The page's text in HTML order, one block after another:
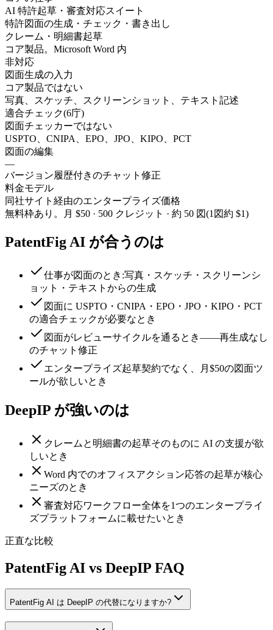
AI 特許起草・審査対応スイート
特許図面の生成・チェック・書き出し
クレーム・明細書起草
コア製品。Microsoft Word 内
非対応
図面生成の入力
コア製品ではない
写真、スケッチ、スクリーンショット、テキスト記述
適合チェック(6庁)
図面チェッカーではない
USPTO、CNIPA、EPO、JPO、KIPO、PCT
図面の編集
—
バージョン履歴付きのチャット修正
料金モデル
同社サイト経由のエンタープライズ価格
無料枠あり。月 $50 · 500 クレジット · 約 50 図(1図約 $1)
PatentFig AI が合うのは
仕事が図面のとき:写真・スケッチ・スクリーンシ
ョット・テキストからの生成
図面に USPTO・CNIPA・EPO・JPO・KIPO・PCT
の適合チェックが必要なとき
図面がレビューサイクルを通るとき——再生成なし
のチャット修正
エンタープライズ起草契約でなく、月$50の図面ツ
ールが欲しいとき
DeepIP が強いのは
クレームと明細書の起草そのものに AI の支援が欲
しいとき
Word 内でのオフィスアクション応答の起草が核心
ニーズのとき
審査対応ワークフロー全体を1つのエンタープライ
ズプラットフォームに載せたいとき
正直な比較
PatentFig AI vs DeepIP FAQ
PatentFig AI は DeepIP の代替になりますか?